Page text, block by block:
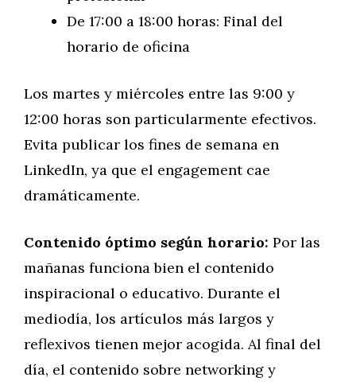
De 17:00 a 18:00 horas: Final del
horario de oficina
Los martes y miércoles entre las 9:00 y
12:00 horas son particularmente efectivos.
Evita publicar los fines de semana en
LinkedIn, ya que el engagement cae
dramáticamente.
Contenido óptimo según horario: Por las
mañanas funciona bien el contenido
inspiracional o educativo. Durante el
mediodía, los artículos más largos y
reflexivos tienen mejor acogida. Al final del
día, el contenido sobre networking y